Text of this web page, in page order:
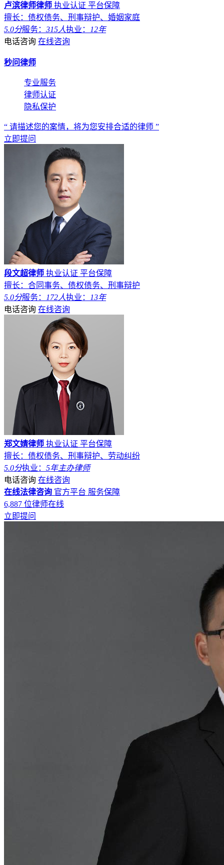
卢滨律师律师 执业认证 平台保障
擅长：债权债务、刑事辩护、婚姻家庭
5.0分服务： 315人执业：
12年
电话咨询 在线咨询
秒问律师
专业服务
律师认证
隐私保护
“ 请描述您的案情，将为您安排合适的律师 ”
立即提问
段文超律师 执业认证 平台保障
擅长：合同事务、债权债务、刑事辩护
5.0分服务： 172人执业：
13年
电话咨询 在线咨询
郑文婧律师 执业认证 平台保障
擅长：债权债务、刑事辩护、劳动纠纷
5.0分执业： 5年主办律师
电话咨询 在线咨询
在线法律咨询 官方平台 服务保障
6,887 位律师在线
立即提问